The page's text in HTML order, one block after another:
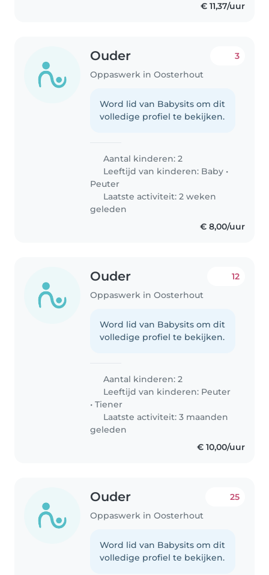
€ 11,37/uur
Ouder
Oppaswerk in Oosterhout
3
Word lid van Babysits om dit
volledige profiel te bekijken.
Aantal kinderen: 2
Leeftijd van kinderen: Baby •
Peuter
Laatste activiteit: 2 weken
geleden
€ 8,00/uur
Ouder
Oppaswerk in Oosterhout
12
Word lid van Babysits om dit
volledige profiel te bekijken.
Aantal kinderen: 2
Leeftijd van kinderen: Peuter
•Tiener
Laatste activiteit: 3 maanden
geleden
€ 10,00/uur
Ouder
Oppaswerk in Oosterhout
25
Word lid van Babysits om dit
volledige profiel te bekijken.